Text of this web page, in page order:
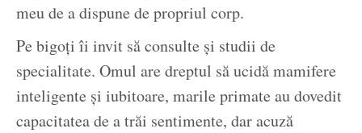
meu de a dispune de propriul corp.
Pe bigoți îi invit să consulte și studii de
specialitate. Omul are dreptul să ucidă mamifere
inteligente și iubitoare, marile primate au dovedit
capacitatea de a trăi sentimente, dar acuză